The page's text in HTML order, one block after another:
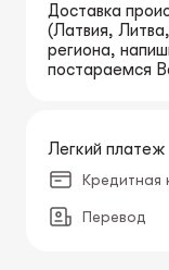
Доставка
(Латвия,
региона,
постараемся
Легкий платеж
Кредитная
Перевод